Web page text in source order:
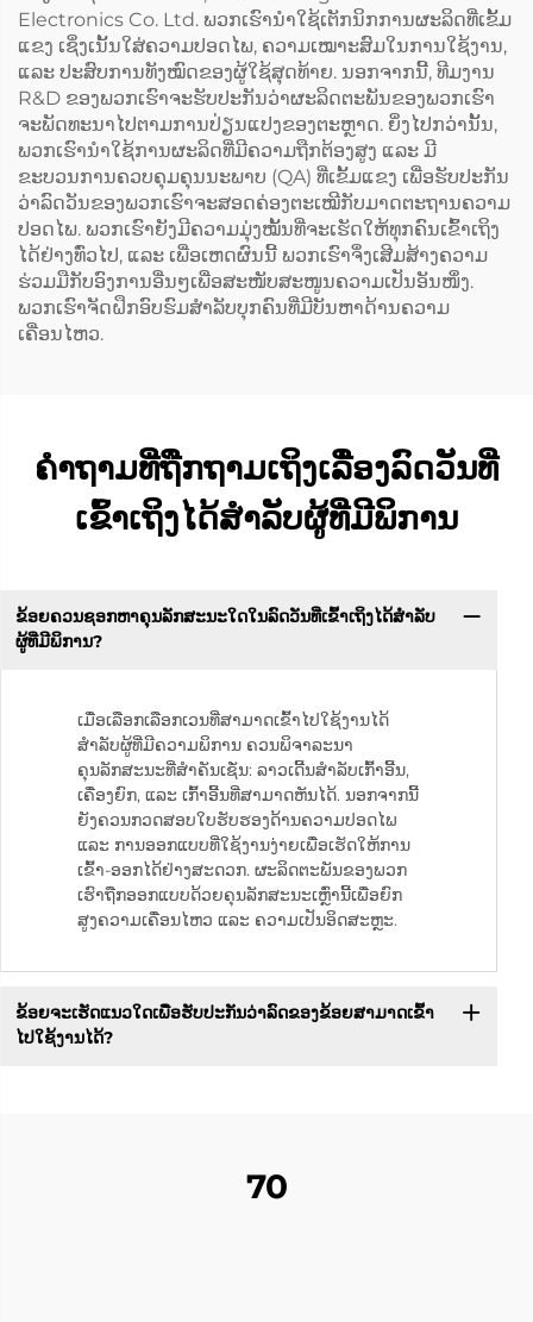
Electronics Co. Ltd. ພວກເຮົານຳໃຊ້ເຕັກນິກການຜະລິດທີ່ເຂັ້ມ
ແຂງ ເຊິ່ງເນັ້ນໃສ່ຄວາມປອດໄພ, ຄວາມເໝາະສົມໃນການໃຊ້ງານ,
ແລະ ປະສົບການທັງໝົດຂອງຜູ້ໃຊ້ສຸດທ້າຍ. ນອກຈາກນີ້, ທີມງານ
R&D ຂອງພວກເຮົາຈະຮັບປະກັນວ່າຜະລິດຕະພັນຂອງພວກເຮົາ
ຈະພັດທະນາໄປຕາມການປ່ຽນແປງຂອງຕະຫຼາດ. ຍິ່ງໄປກວ່ານັ້ນ,
ພວກເຮົານຳໃຊ້ການຜະລິດທີ່ມີຄວາມຖືກຕ້ອງສູງ ແລະ ມີ
ຂະບວນການຄວບຄຸມຄຸນນະພາບ (QA) ທີ່ເຂັ້ມແຂງ ເພື່ອຮັບປະກັນ
ວ່າລົດວັນຂອງພວກເຮົາຈະສອດຄ່ອງຕະເໝີກັບມາດຕະຖານຄວາມ
ປອດໄພ. ພວກເຮົາຍັງມີຄວາມມຸ່ງໝັ້ນທີ່ຈະເຮັດໃຫ້ທຸກຄົນເຂົ້າເຖິງ
ໄດ້ຢ່າງທົ່ວໄປ, ແລະ ເພື່ອເຫດຜົນນີ້ ພວກເຮົາຈຶ່ງເສີມສ້າງຄວາມ
ຮ່ວມມືກັບອົງການອື່ນໆເພື່ອສະໜັບສະໜູນຄວາມເປັນອັນໜຶ່ງ.
ພວກເຮົາຈັດຝຶກອົບຮົມສຳລັບບຸກຄົນທີ່ມີບັນຫາດ້ານຄວາມ
ເຄື່ອນໄຫວ.
ຄຳຖາມທີ່ຖືກຖາມເຖິງເລື່ອງລົດວັນທີ່
ເຂົ້າເຖິງໄດ້ສຳລັບຜູ້ທີ່ມີພິການ
ຂ້ອຍຄວນຊອກຫາຄຸນລັກສະນະໃດໃນລົດວັນທີ່ເຂົ້າເຖິງໄດ້ສຳລັບ
ຜູ້ທີ່ມີພິການ?
ເມື່ອເລືອກເລືອກເວນທີ່ສາມາດເຂົ້າໄປໃຊ້ງານໄດ້
ສຳລັບຜູ້ທີ່ມີຄວາມພິການ ຄວນພິຈາລະນາ
ຄຸນລັກສະນະທີ່ສຳຄັນເຊັ່ນ: ລາວເດີ້ນສຳລັບເກົ້າອີ້ນ,
ເຄື່ອງຍົກ, ແລະ ເກົ້າອີ້ນທີ່ສາມາດຫັນໄດ້. ນອກຈາກນີ້
ຍັງຄວນກວດສອບໃບຮັບຮອງດ້ານຄວາມປອດໄພ
ແລະ ການອອກແບບທີ່ໃຊ້ງານງ່າຍເພື່ອເຮັດໃຫ້ການ
ເຂົ້າ-ອອກໄດ້ຢ່າງສະດວກ. ຜະລິດຕະພັນຂອງພວກ
ເຮົາຖືກອອກແບບດ້ວຍຄຸນລັກສະນະເຫຼົ່ານີ້ເພື່ອຍົກ
ສູງຄວາມເຄື່ອນໄຫວ ແລະ ຄວາມເປັນອິດສະຫຼະ.
ຂ້ອຍຈະເຮັດແນວໃດເພື່ອຮັບປະກັນວ່າລົດຂອງຂ້ອຍສາມາດເຂົ້າ
ໄປໃຊ້ງານໄດ້?
70